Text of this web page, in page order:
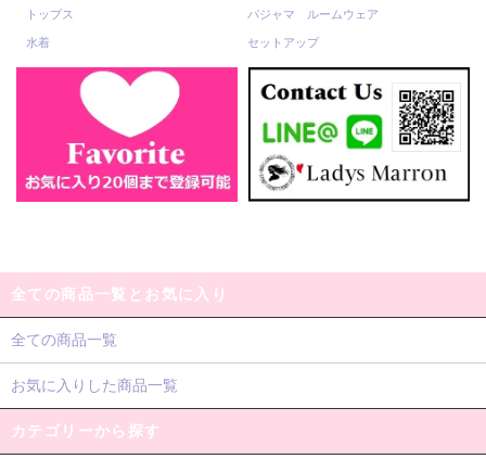
トップス パジャマ ルームウェア
水着 セットアップ
全ての商品一覧とお気に入り
全ての商品一覧
お気に入りした商品一覧
カテゴリーから探す